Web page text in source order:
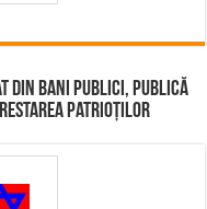
bani publici, publică
patrioților